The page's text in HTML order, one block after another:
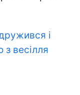
і
весілля